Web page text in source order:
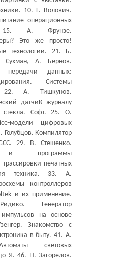
10. Г. Волович.
операционных
15. А. Фрунзе.
Это же просто!
технологии. 21. Б.
Сухман, А. Бернов.
передачи данных:
Системы
22. А. Тишкунов.
датчиК журналу
стекла. Софт. 25. О.
модели цифровых
Голубцов. Компилятор
29. В. Стешенко.
и программы
печатных
техника. 33. А.
контроллеров
и их применение.
Генератор
импульсов на основе
Знакомство с
в быту. 41. А.
световых
Я. 46. П. Загорелов.